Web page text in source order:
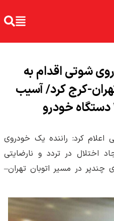
شوتی اقدام به
کرج کرد/ آسیب
اعلام کرد: راننده یک خودروی
در تردد و نارضایتی
چندپر در مسیر اتوبان تهران–